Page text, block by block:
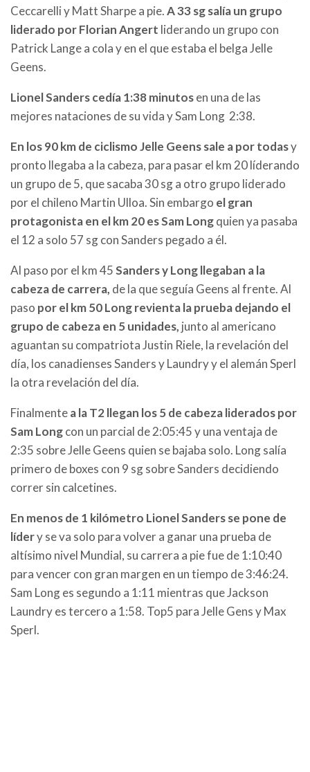
Ceccarelli y Matt Sharpe a pie.A 33 sg salía un grupo
liderado por Florian Angert liderando un grupo con
Patrick Lange a cola y en el que estaba el belga Jelle
Geens.
Lionel Sanders cedía 1:38 minutosen una de las
mejores nataciones de su vida y Sam Long 2:38.
En los 90 km de ciclismo Jelle Geens sale a por todasy
pronto llegaba a la cabeza, para pasar el km 20 líderando
un grupo de 5, que sacaba 30 sg a otro grupo liderado
por el chileno Martin Ulloa. Sin embargo el gran
protagonista en el km 20 es Sam Longquien ya pasaba
el 12 a solo 57 sg con Sanders pegado a él.
Al paso por el km 45Sanders y Long llegaban a la
cabeza de carrera, de la que seguía Geens al frente. Al
paso por el km 50 Long revienta la prueba dejando el
grupo de cabeza en 5 unidades, junto al americano
aguantan su compatriota Justin Riele, la revelación del
día, los canadienses Sanders y Laundry y el alemán Sperl
la otra revelación del día.
Finalmentea la T2 llegan los 5 de cabeza liderados por
Sam Longcon un parcial de 2:05:45 y una ventaja de
2:35 sobre Jelle Geens quien se bajaba solo. Long salía
primero de boxes con 9 sg sobre Sanders decidiendo
correr sin calcetines.
En menos de 1 kilómetro Lionel Sanders se pone de
lídery se va solo para volver a ganar una prueba de
altísimo nivel Mundial, su carrera a pie fue de 1:10:40
para vencer con gran margen en un tiempo de 3:46:24.
Sam Long es segundo a 1:11 mientras que Jackson
Laundry es tercero a 1:58. Top5 para Jelle Gens y Max
Sperl.